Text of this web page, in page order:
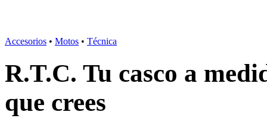
Accesorios • Motos • Técnica
R.T.C. Tu casco a
que crees